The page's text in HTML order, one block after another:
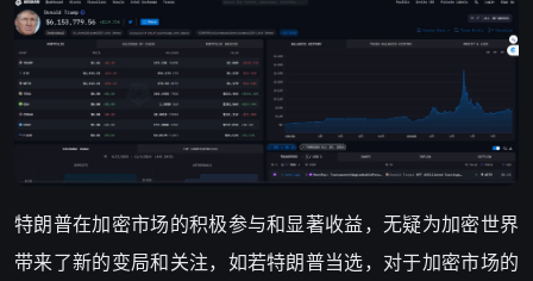
特朗普在加密市场的积极参与和显著收益，无疑为加密世界
带来了新的变局和关注，如若特朗普当选，对于加密市场的